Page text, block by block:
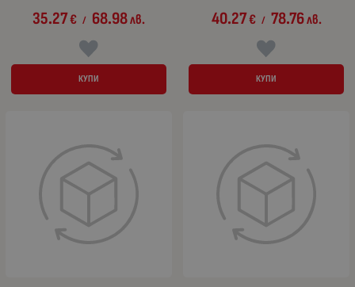
35.27€ / 68.98лв.
КУПИ
40.27€ / 78.76лв.
КУПИ